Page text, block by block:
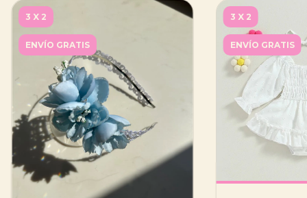
3 X 2
ENVÍO GRATIS
3 X 2
ENVÍO GRATIS